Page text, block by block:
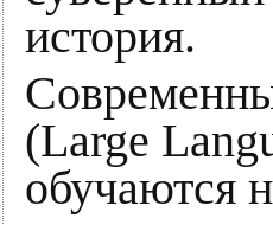
история.
(Large
обучаются